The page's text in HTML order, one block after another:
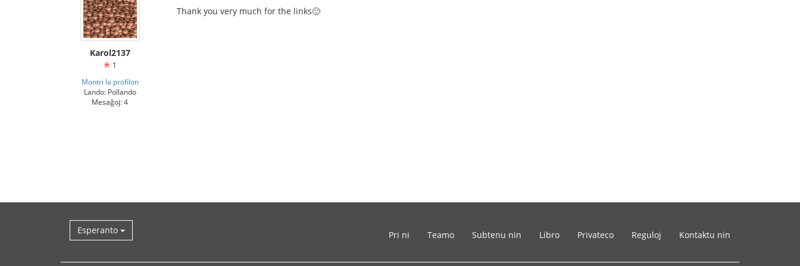
Karol2137
1
Montri la profilon
Lando: Pollando
Mesaĝoj: 4
Thank you very much for the links🙂
Esperanto Pri ni Teamo Subtenu nin Libro Privateco Reguloj Kontaktu nin